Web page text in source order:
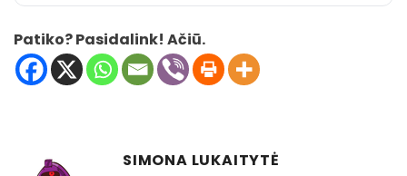
Patiko? Pasidalink! Ačiū.
SIMONA LUKAITYTĖ